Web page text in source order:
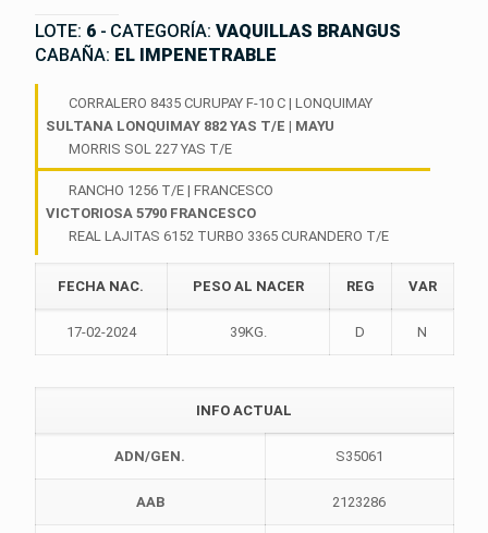
LOTE: 6- CATEGORÍA: VAQUILLAS BRANGUS
CABAÑA: EL IMPENETRABLE
CORRALERO 8435 CURUPAY F-10 C | LONQUIMAY
SULTANA LONQUIMAY 882 YAS T/E | MAYU
MORRIS SOL 227 YAS T/E
RANCHO 1256 T/E | FRANCESCO
VICTORIOSA 5790 FRANCESCO
REAL LAJITAS 6152 TURBO 3365 CURANDERO T/E
FECHA NAC. PESO AL NACER REG VAR
17-02-2024 39KG. D N
INFO ACTUAL
ADN/GEN. S35061
AAB 2123286